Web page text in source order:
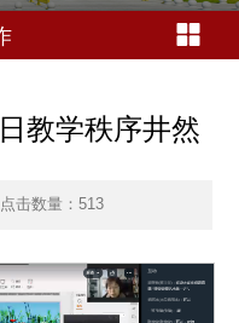
教学秩序井然
点击数量： 513